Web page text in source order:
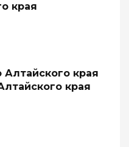
края
Алтайского края
края